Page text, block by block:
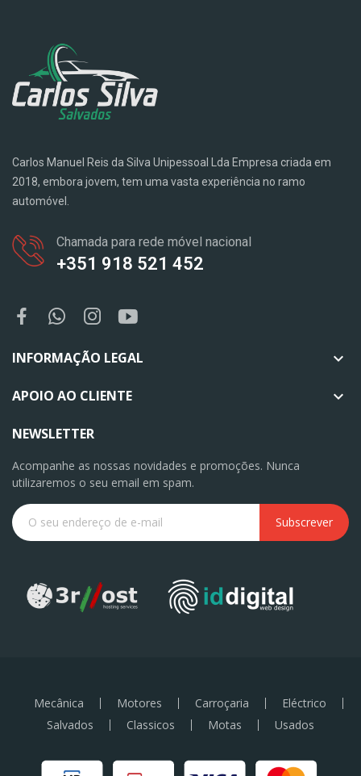
Carlos Manuel Reis da Silva Unipessoal Lda Empresa criada em
2018, embora jovem, tem uma vasta experiência no ramo
automóvel.
Chamada para rede móvel nacional
+351 918 521 452
INFORMAÇÃO LEGAL 
APOIO AO CLIENTE 
NEWSLETTER
Acompanhe as nossas novidades e promoções. Nunca
utilizaremos o seu email em spam.
Subscrever
Mecânica Motores Carroçaria
Eléctrico
Salvados
Classicos Motas Usados